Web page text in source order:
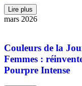
Lire plus
mars 2026
Couleurs de la
Femmes :
Pourpre Intense